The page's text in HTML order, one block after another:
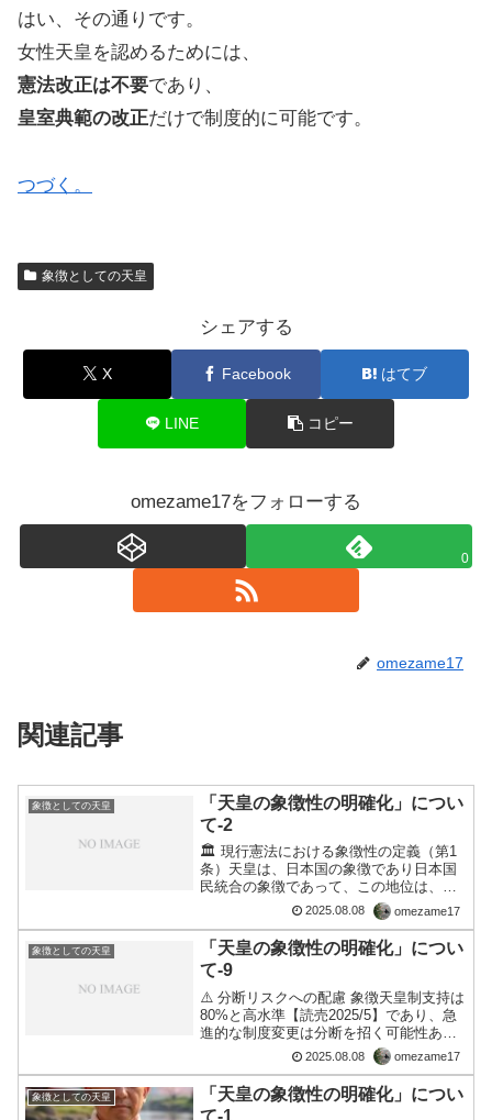
はい、その通りです。
女性天皇を認めるためには、
憲法改正は不要であり、
皇室典範の改正だけで制度的に可能です。
つづく。
象徴としての天皇
シェアする
X Facebook はてブ
LINE コピー
omezame17をフォローする
0
omezame17
関連記事
象徴としての天皇
「天皇の象徴性の明確化」につい
て-2
🏛️ 現行憲法における象徴性の定義（第1
条）天皇は、日本国の象徴であり日本国
民統合の象徴であって、この地位は、主
権の存する日本国民の総意に基づく。こ
の条文は、天皇の地位が国民の総意に基
づくことを示していますが、「象徴」と
は何かについては具体...
2025.08.08 omezame17
象徴としての天皇
「天皇の象徴性の明確化」につい
て-9
⚠️ 分断リスクへの配慮 象徴天皇制支持は
80%と高水準【読売2025/5】であり、急
進的な制度変更は分断を招く可能性あり
「語らないことで繋がる共同体」から
「共に語る社会」への移行が求められて
いる このように、憲法改正を急ぐより
も、まずは...
2025.08.08 omezame17
象徴としての天皇
「天皇の象徴性の明確化」につい
て-1